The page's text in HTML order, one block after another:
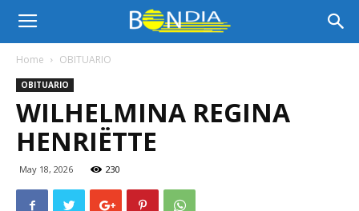
Bon
Dia
Home OBITUARIO
OBITUARIO
WILHELMINA REGINA
HENRIËTTE
May 18, 2026 230